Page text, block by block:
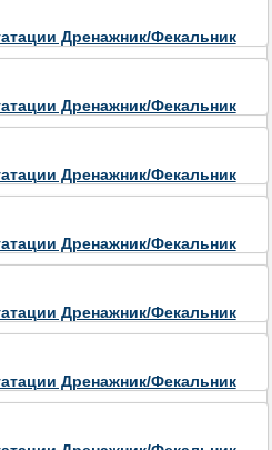
Дренажник/Фекальник
Дренажник/Фекальник
Дренажник/Фекальник
Дренажник/Фекальник
Дренажник/Фекальник
Дренажник/Фекальник